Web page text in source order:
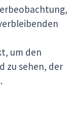
um den
zu sehen, der